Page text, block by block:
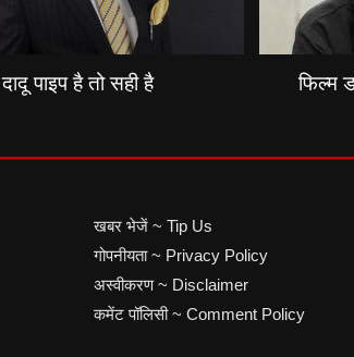
दादू पाइप है तो सही है फिल्म
खबर भेजें ~ Tip Us
गोपनीयता ~ Privacy Policy
अस्वीकरण ~ Disclaimer
कमेंट पॉलिसी ~ Comment Policy